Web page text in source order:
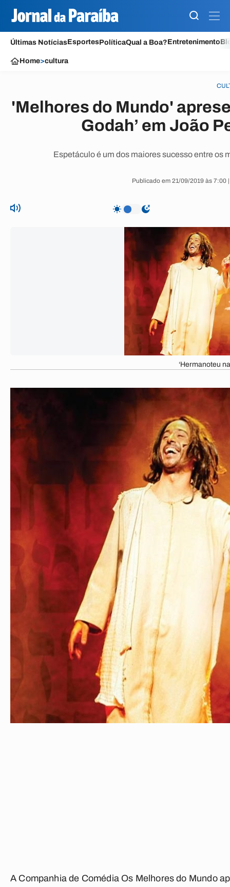
Últimas NotíciasEsportesPolíticaQual a Boa?Entretenimento
Home>cultura
'Melhores do Mundo'
Godah’ em João
Espetáculo é um dos maiores sucesso entre os
Publicado em 21/09/2019 às 7:00
‘Hermanoteu
A Companhia de Comédia Os Melhores do Mundo